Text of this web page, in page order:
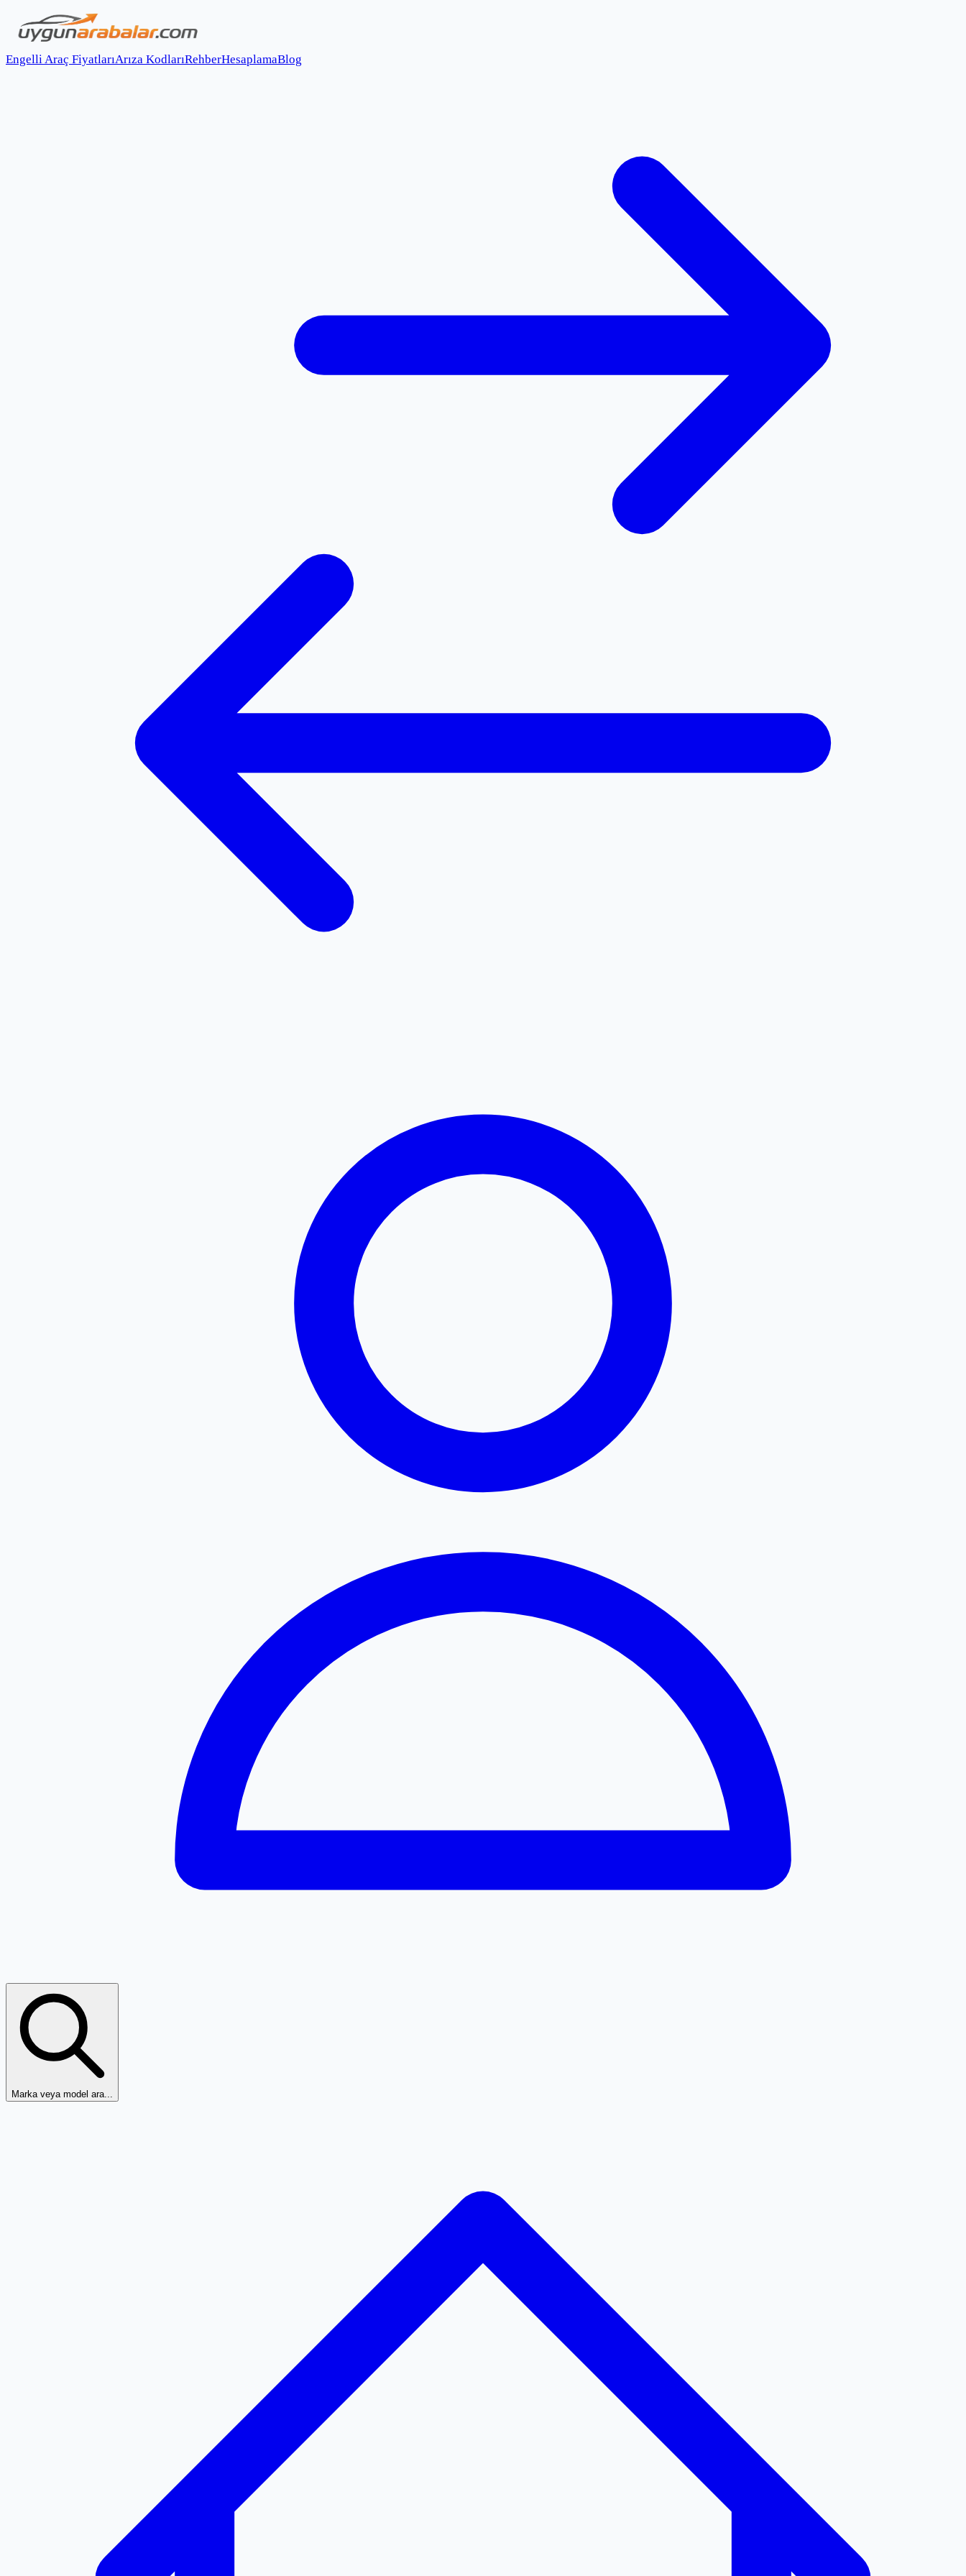
Engelli Araç FiyatlarıArıza KodlarıRehberHesaplamaBlog
Marka veya model ara...